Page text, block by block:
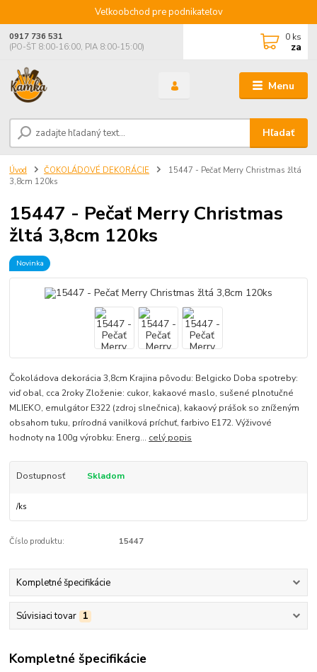
Veľkoobchod pre podnikateľov
Menu
Hľadať
0917 736 531
(PO-ŠT 8:00-16:00, PIA 8:00-15:00)
0 ks
za
Úvod ČOKOLÁDOVÉ DEKORÁCIE
15447 - Pečať Merry Christmas žltá
3,8cm 120ks
15447 - Pečať Merry Christmas
žltá 3,8cm 120ks
Novinka
Čokoládova dekorácia 3,8cm Krajina pôvodu: Belgicko Doba spotreby:
viď obal, cca 2roky Zloženie: cukor, kakaové maslo, sušené plnotučné
MLIEKO, emulgátor E322 (zdroj slnečnica), kakaový prášok so zníženým
obsahom tuku, prírodná vanilková príchuť, farbivo E172. Výživové
hodnoty na 100g výrobku: Energ... celý popis
Dostupnosť Skladom
/ks
Číslo produktu: 15447
Kompletné špecifikácie
Súvisiaci tovar 1
Kompletné špecifikácie